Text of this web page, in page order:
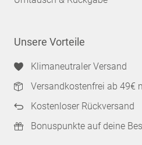
Unsere Vorteile
Klimaneutraler Versand
Versandkostenfrei ab 49€
Kostenloser Rückversand
Bonuspunkte auf deine